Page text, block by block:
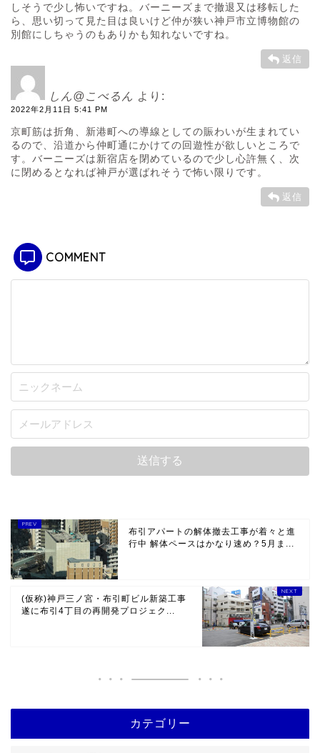
しそうで少し怖いですね。バーニーズまで撤退又は移転した
ら、思い切って見た目は良いけど仲が狭い神戸市立博物館の
別館にしちゃうのもありかも知れないですね。
返信
しん@こべるん より:
2022年2月11日 5:41 PM
京町筋は折角、新港町への導線としての賑わいが生まれてい
るので、沿道から仲町通にかけての回遊性が欲しいところで
す。バーニーズは新宿店を閉めているので少し心許無く、次
に閉めるとなれば神戸が選ばれそうで怖い限りです。
返信
COMMENT
布引アパートの解体撤去工事が着々と進
行中 解体ペースはかなり速め？5月ま...
(仮称)神戸三ノ宮・布引町ビル新築工事
遂に布引4丁目の再開発プロジェク...
カテゴリー